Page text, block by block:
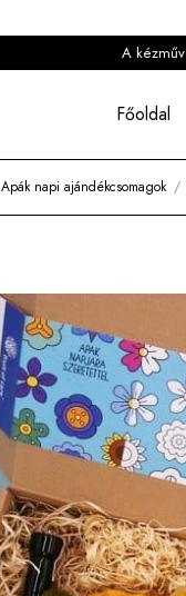
A
Főoldal
Apák napi ajándékcsomagok /